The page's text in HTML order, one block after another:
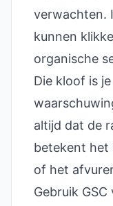
verwachten.
kunnen
organische
Die kloof is
altijd dat de
betekent het
of het
Gebruik